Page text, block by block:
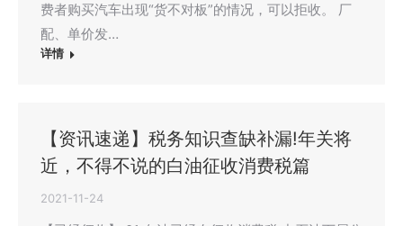
费者购买汽车出现“货不对板”的情况，可以拒收。 厂
配、单价发…
详情
【资讯速递】税务知识查缺补漏!年关将
近，不得不说的白油征收消费税篇
2021-11-24